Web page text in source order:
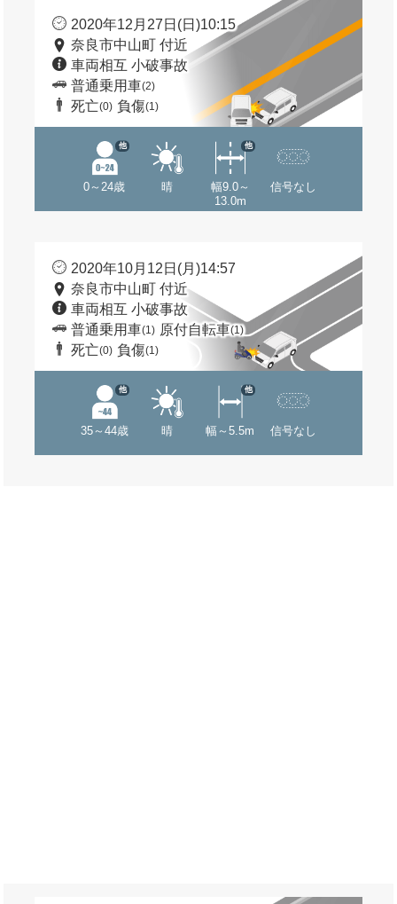
2020年12月27日(日)10:15
奈良市中山町 付近
車両相互 小破事故
普通乗用車(2)
死亡(0) 負傷(1)
0～24歳
他
晴
幅9.0～
13.0m
他
信号なし
2020年10月12日(月)14:57
奈良市中山町 付近
車両相互 小破事故
普通乗用車(1) 原付自転車(1)
死亡(0) 負傷(1)
35～44歳
他
晴 幅～5.5m
他
信号なし